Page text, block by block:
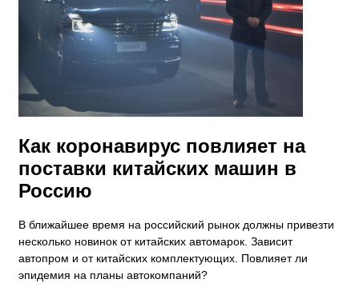
Как коронавирус повлияет на
поставки китайских машин в
Россию
В ближайшее время на российский рынок должны привезти
несколько новинок от китайских автомарок. Зависит
автопром и от китайских комплектующих. Повлияет ли
эпидемия на планы автокомпаний?